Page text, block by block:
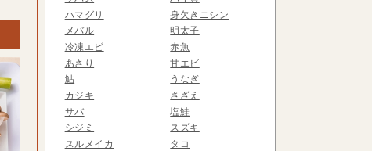
ハマグリ
身欠きニシン
メバル
明太子
冷凍エビ
赤魚
あさり
甘エビ
鮎
うなぎ
カジキ
さざえ
サバ
塩鮭
シジミ
スズキ
スルメイカ
タコ